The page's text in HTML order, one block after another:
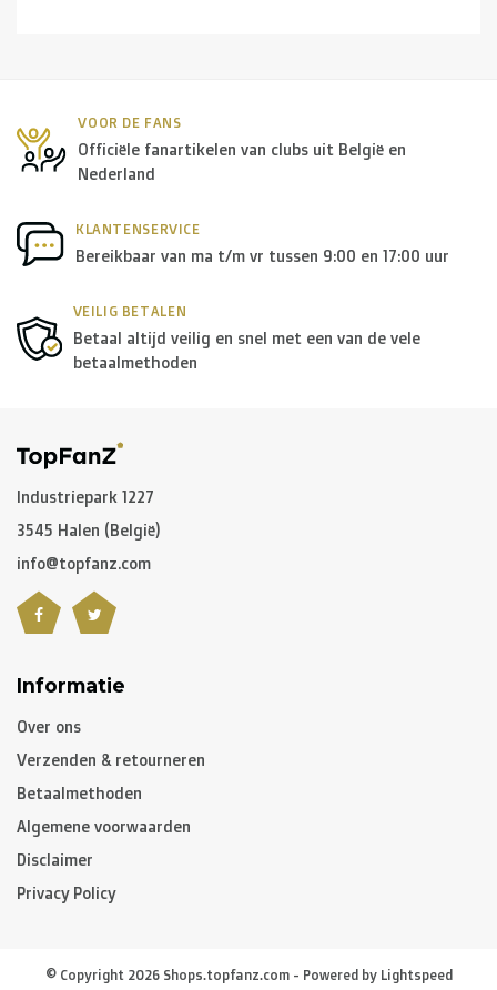
VOOR DE FANS
Officiële fanartikelen van clubs uit België en
Nederland
KLANTENSERVICE
Bereikbaar van ma t/m vr tussen 9:00 en 17:00 uur
VEILIG BETALEN
Betaal altijd veilig en snel met een van de vele
betaalmethoden
Industriepark 1227
3545 Halen (België)
info@topfanz.com
Informatie
Over ons
Verzenden & retourneren
Betaalmethoden
Algemene voorwaarden
Disclaimer
Privacy Policy
© Copyright 2026 Shops.topfanz.com - Powered by Lightspeed